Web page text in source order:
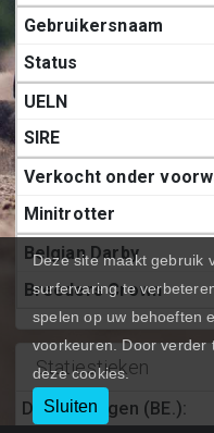
Statiestieken
Deelnemingen (BE.):
Deze site maakt gebruik
surfervaring te
spelen op uw behoeften
voorkeuren. Door verder
deze cookies.
Sluiten